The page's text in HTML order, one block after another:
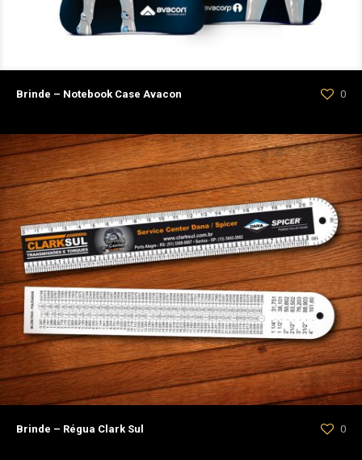
Brinde – Notebook Case Avacon 0
Brinde – Régua Clark Sul 0